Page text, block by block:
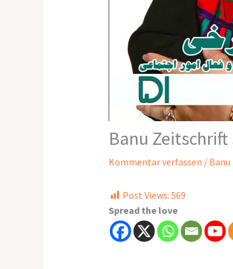
Banu Zeitschrift
Kommentar verfassen /
Post Views: 569
Spread the love